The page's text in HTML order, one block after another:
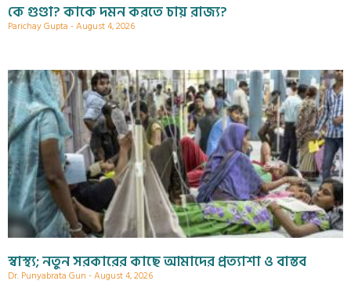
কে গুণ্ডা? কাকে দমন করতে চায় রাজ্য?
Parichay Gupta August 4, 2026
স্বাস্থ্য; নতুন সরকারের কাছে আমাদের প্রত্যাশা ও বাস্তব
Dr. Punyabrata Gun August 4, 2026